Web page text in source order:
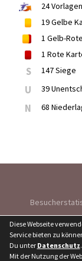
24Vorlagen
19Gelbe
1 Gelb-
1 Rote
S 147 Siege
U 39
N 68
Diese Webseite
Service bieten zu
Du unter Datenschutz.
Mit der Nutzung der